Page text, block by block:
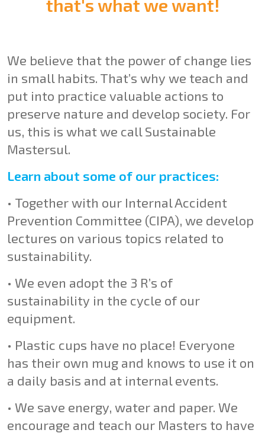
that's what we want!
We believe that the power of change lies
in small habits. That’s why we teach and
put into practice valuable actions to
preserve nature and develop society. For
us, this is what we call Sustainable
Mastersul.
Learn about some of our practices:
• Together with our Internal Accident
Prevention Committee (CIPA), we develop
lectures on various topics related to
sustainability.
• We even adopt the 3 R’s of
sustainability in the cycle of our
equipment.
• Plastic cups have no place! Everyone
has their own mug and knows to use it on
a daily basis and at internal events.
• We save energy, water and paper. We
encourage and teach our Masters to have